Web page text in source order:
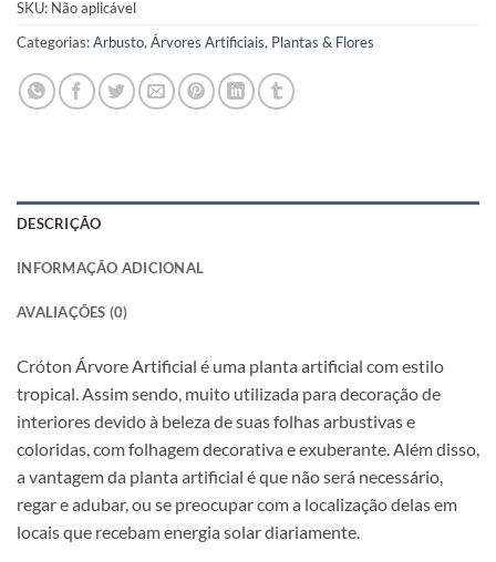
SKU: Não aplicável
Categorias:Arbusto, Árvores Artificiais, Plantas & Flores
DESCRIÇÃO
INFORMAÇÃO ADICIONAL
AVALIAÇÕES (0)
Cróton Árvore Artificial é uma planta artificial com estilo
tropical. Assim sendo, muito utilizada para decoração de
interiores devido à beleza de suas folhas arbustivas e
coloridas, com folhagem decorativa e exuberante. Além disso,
a vantagem da planta artificial é que não será necessário,
regar e adubar, ou se preocupar com a localização delas em
locais que recebam energia solar diariamente.